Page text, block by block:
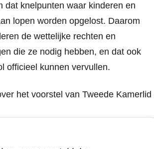
dat knelpunten waar kinderen en
lopen worden opgelost. Daarom
de wettelijke rechten en
die ze nodig hebben, en dat ook
officieel kunnen vervullen.
het voorstel van Tweede Kamerlid